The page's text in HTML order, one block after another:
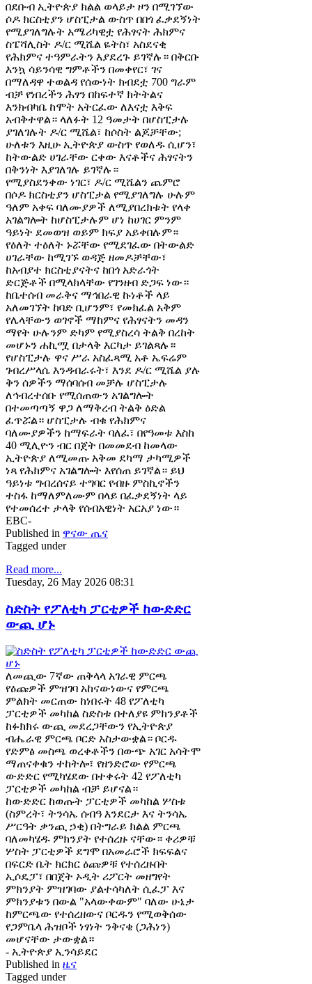
በደቡብ ኢትዮጵያ ክልል ወላይታ ዞን በሚገኘው
ሶዶ ክርስቲያን ሆስፒታል ውስጥ በበጎ ፈቃደኝነት
የሚያገለግሉት አሜሪካዊቷ የሕፃናት ሕክምና
ስፔሻሊስት ዶ/ር ሚሼል ዬትስ፣ አስደናቂ
የሕክምና ተዓምራትን እያደረጉ ይገኛሉ። በቅርቡ
እንኳ ሳይንሳዊ ግምቶችን በመቀየር፣ ገና
በማለዳዋ ተወልዳ የሰውነት ክብደቷ 700 ግራም
ብቻ የነበረችን ሕፃን በከፍተኛ ክትትልና
እንክብካቤ ከሞት አትርፈው ለእናቷ እቅፍ
አብቅተዋል። ላለፉት 12 ዓመታት በሆስፒታሉ
ያገለገሉት ዶ/ር ሚሼል፣ ከሶስት ልጆቻቸው;
ሁለቱን እዚሁ ኢትዮጵያ ውስጥ የወለዱ ሲሆን፣
ከትውልድ ሀገራቸው ርቀው እናቶችና ሕፃናትን
በቅንነት እያገለገሉ ይገኛሉ።
የሚያስደንቀው ነገር፣ ዶ/ር ሚሼልን ጨምሮ
በሶዶ ክርስቲያን ሆስፒታል የሚያገለግሉ ሁሉም
ዓለም አቀፍ ባለሙያዎች ለሚያበረክቱት የላቀ
አገልግሎት ከሆስፒታሉም ሆነ ከሀገር ምንም
ዓይነት ደመወዝ ወይም ክፍያ አይቀበሉም።
የዕለት ተዕለት ኑሯቸው የሚደገፈው በትውልድ
ሀገራቸው ከሚገኙ ወዳጅ ዘመዶቻቸው፣
ከአብያተ ክርስቲያናትና ከበጎ አድራጎት
ድርጅቶች በሚላክላቸው የገንዘብ ድጋፍ ነው።
ከቤተሰብ መራቅና ማኅበራዊ ኩነቶች ላይ
አለመገኘት ከባድ ቢሆንም፣ የመክፈል አቅም
የሌላቸውን ወገኖች ማከምና የሕፃናትን መዳን
ማየት ሁሉንም ድካም የሚያስረሳ ትልቅ በረከት
መሆኑን ሐኪሟ በታላቅ እርካታ ይገልጻሉ።
የሆስፒታሉ ዋና ሥራ አስፈጻሚ አቶ ኤፍሬም
ገብረሥላሴ እንዳብራሩት፣ እንደ ዶ/ር ሚሼል ያሉ
ቅን ሰዎችን ማሰባሰብ መቻሉ ሆስፒታሉ
ለኅብረተሰቡ የሚሰጠውን አገልግሎት
በተመጣጣኝ ዋጋ ለማቅረብ ትልቅ ዕድል
ፈጥሯል። ሆስፒታሉ ብቁ የሕክምና
ባለሙያዎችን ከማፍራት ባለፈ፣ በየዓመቱ እስከ
40 ሚሊዮን ብር በጀት በመመደብ ከመላው
ኢትዮጵያ ለሚመጡ አቅመ ደካማ ታካሚዎች
ነጻ የሕክምና አገልግሎት እየሰጠ ይገኛል። ይህ
ዓይነቱ ግብረሰናይ ተግባር የብዙ ምስኪኖችን
ተስፋ ከማለምለሙም በላይ በፈቃደኝነት ላይ
የተመሰረተ ታላቅ የሰብአዊነት አርአያ ነው።
EBC-
Published in ዋናው ጤና
Tagged under
Read more...
Tuesday, 26 May 2026 08:31
ስድስት የፖለቲካ ፓርቲዎች ከውድድር
ውጪ ሆኑ
ለመጪው 7ኛው ጠቅላላ አገራዊ ምርጫ
የዕጩዎች ምዝገባ አከናውነውና የምርጫ
ምልክት መርጠው ከነበሩት 48 የፖለቲካ
ፓርቲዎች መካከል ስድስቱ በተለያዩ ምክንያቶች
ከፉክክሩ ውጪ መደረጋቸውን የኢትዮጵያ
ብሔራዊ ምርጫ ቦርድ አስታውቋል። ቦርዱ
የድምፅ መስጫ ወረቀቶችን በውጭ አገር አሳትሞ
ማጠናቀቁን ተከትሎ፣ የዘንድሮው የምርጫ
ውድድር የሚካሄደው በተቀሩት 42 የፖለቲካ
ፓርቲዎች መካከል ብቻ ይሆናል።
ከውድድር ከወጡት ፓርቲዎች መካከል ሦስቱ
(ስምረት፣ ትንሳኤ ሰብዓ እንደርታ እና ትንሳኤ
ሥርዓት ቃንጪ ኃቂ) በትግራይ ክልል ምርጫ
ባለመካሄዱ ምክንያት የተሰረዙ ናቸው። ቀሪዎቹ
ሦስት ፓርቲዎች ደግሞ በአመራሮች ክፍፍልና
በፍርድ ቤት ክርክር ዕጩዎቹ የተሰረዙበት
ኢሶዴፓ፣ በበጀት ኦዲት ሪፖርት መዘግየት
ምክንያት ምዝገባው ያልተሳካለት ሲፈፓ እና
ምክንያቱን በውል "አላውቀውም" ባለው ሁኔታ
ከምርጫው የተሰረዘውና ቦርዱን የሚወቅሰው
የጋምቤላ ሕዝቦች ነፃነት ንቅናቄ (ጋሕነን)
መሆናቸው ታውቋል።
- ኢትዮጵያ ኢንሳይደር
Published in ዜና
Tagged under